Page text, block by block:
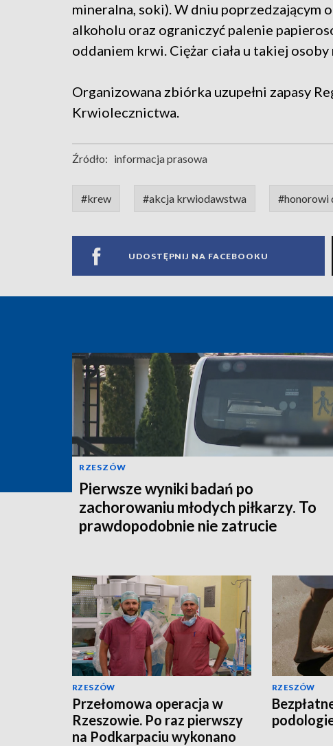
mineralna, soki). W dniu poprzedzającym
alkoholu oraz ograniczyć palenie
oddaniem krwi. Ciężar ciała u takiej
Organizowana zbiórka uzupełni zapasy
Krwiolecznictwa.
Źródło: informacja prasowa
#krew #akcja krwiodawstwa #honorowi
UDOSTĘPNIJ NA FACEBOOKU
RZESZÓW
Pierwsze wyniki badań po
zachorowaniu młodych piłkarzy. To
prawdopodobnie nie zatrucie
RZESZÓW
Przełomowa operacja w
Rzeszowie. Po raz pierwszy
na Podkarpaciu wykonano
RZESZÓW